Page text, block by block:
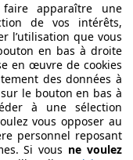
L3 Long Active S 9
apparaître une
de vos intérêts,
l’utilisation que vous
en bas à droite
en œuvre de cookies
des données à
le bouton en bas à
à une sélection
vous opposer au
personnel reposant
Si vous ne voulez